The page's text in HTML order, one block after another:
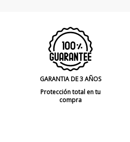
GARANTIA DE 3 AÑOS
Protección total en tu
compra